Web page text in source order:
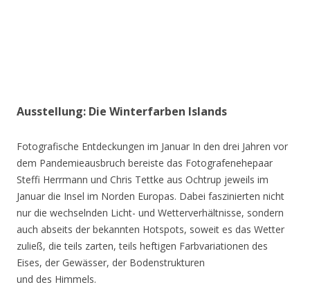
Ausstellung: Die Winterfarben Islands
Fotografische Entdeckungen im Januar In den drei Jahren vor
dem Pandemieausbruch bereiste das Fotografenehepaar
Steffi Herrmann und Chris Tettke aus Ochtrup jeweils im
Januar die Insel im Norden Europas. Dabei faszinierten nicht
nur die wechselnden Licht- und Wetterverhältnisse, sondern
auch abseits der bekannten Hotspots, soweit es das Wetter
zuließ, die teils zarten, teils heftigen Farbvariationen des
Eises, der Gewässer, der Bodenstrukturen
und des Himmels.